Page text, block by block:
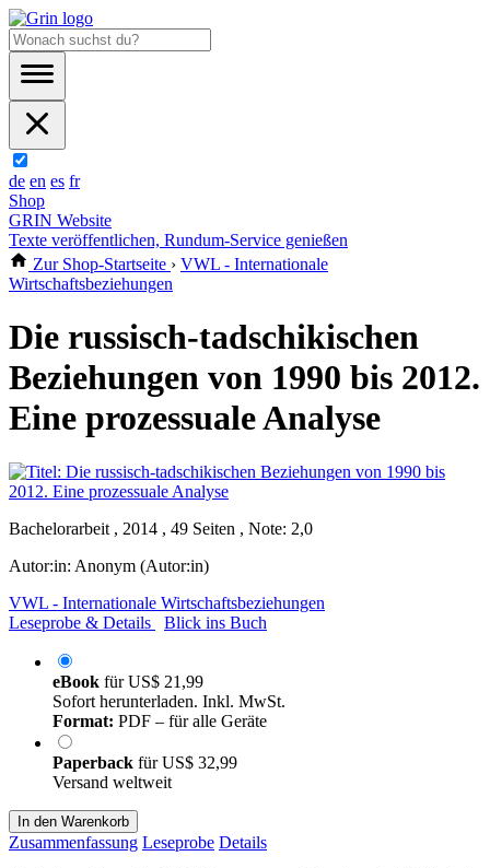
de en es fr
Shop
GRIN Website
Texte veröffentlichen, Rundum-Service genießen
Zur Shop-Startseite › VWL - Internationale
Wirtschaftsbeziehungen
Die russisch-tadschikischen
Beziehungen von 1990 bis 2012.
Eine prozessuale Analyse
Bachelorarbeit , 2014 , 49 Seiten , Note: 2,0
Autor:in: Anonym (Autor:in)
VWL - Internationale Wirtschaftsbeziehungen
Leseprobe & Details
Blick ins Buch
eBook fürUS$ 21,99
Sofort herunterladen. Inkl. MwSt.
Format: PDF – für alle Geräte
Paperback fürUS$ 32,99
Versand weltweit
In den Warenkorb
Zusammenfassung Leseprobe Details